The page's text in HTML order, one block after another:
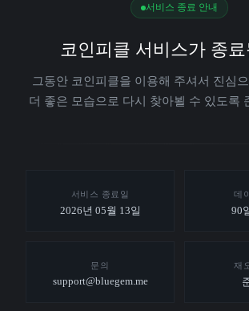
서비스 종료 안내
코인피클 서비스가 종
그동안 코인피클을 이용해 주셔서 진심
더 좋은 모습으로 다시 찾아뵐 수 있도록
서비스 종료일
2026년 05월 13일
데
90
문의
support@bluegem.me
재